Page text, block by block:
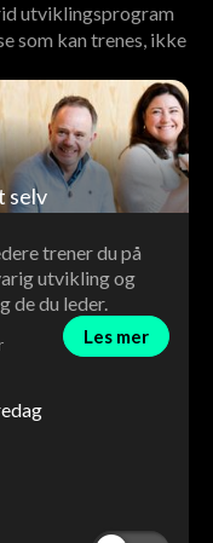
utviklingsprogram
som kan trenes, ikke
selv
trener du på
utvikling og
de du leder.
Les mer